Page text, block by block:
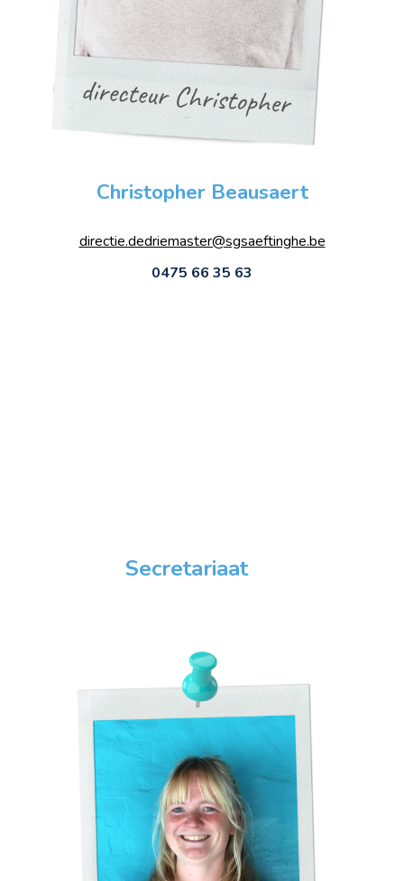
Christopher Beausaert
directie.dedriemaster@sgsaeftinghe.be
0475 66 35 63
Secretariaat